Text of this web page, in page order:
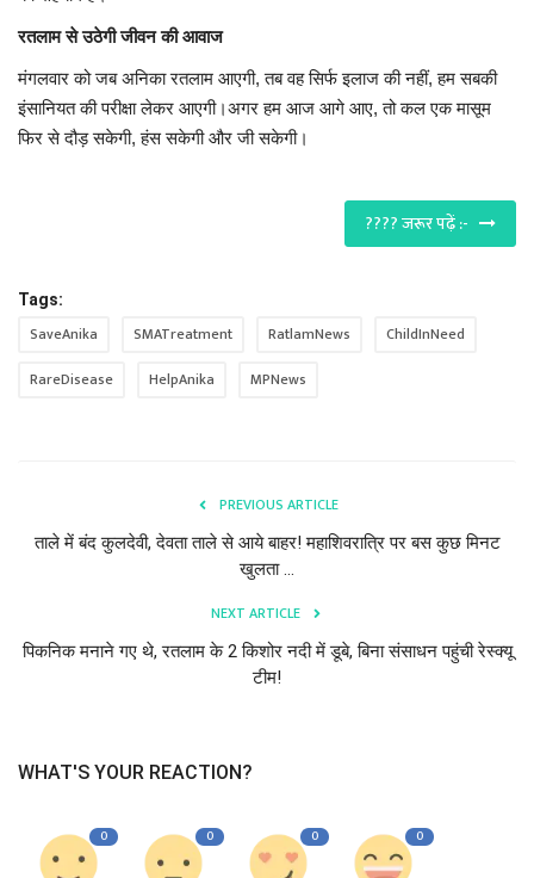
रतलाम से उठेगी जीवन की आवाज
मंगलवार को जब अनिका रतलाम आएगी, तब वह सिर्फ इलाज की नहीं, हम सबकी
इंसानियत की परीक्षा लेकर आएगी।अगर हम आज आगे आए, तो कल एक मासूम
फिर से दौड़ सकेगी, हंस सकेगी और जी सकेगी।
???? जरूर पढ़ें :-
Tags:
SaveAnika SMATreatment RatlamNews
ChildInNeed
RareDisease
HelpAnika MPNews
PREVIOUS ARTICLE
ताले में बंद कुलदेवी, देवता ताले से आये बाहर! महाशिवरात्रि पर बस कुछ मिनट
खुलता ...
NEXT ARTICLE
पिकनिक मनाने गए थे, रतलाम के 2 किशोर नदी में डूबे, बिना संसाधन पहुंची रेस्क्यू
टीम!
WHAT'S YOUR REACTION?
0 0 0 0